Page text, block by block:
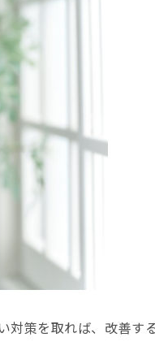
対策を取れば、改善す